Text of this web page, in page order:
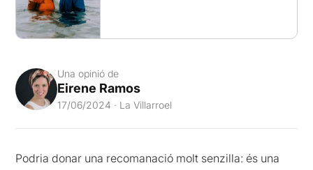
Una opinió de
Eirene Ramos
17/06/2024 · La Villarroel
Podria donar una recomanació molt senzilla: és una